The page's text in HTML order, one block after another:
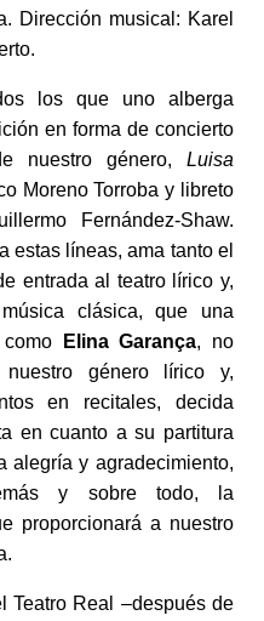
Dirección musical: Karel
los que uno alberga
en forma de concierto
nuestro género, Luisa
Moreno Torroba y libreto
Fernández-Shaw.
estas líneas, ama tanto el
entrada al teatro lírico y,
clásica, que una
Elina Garança, no
género lírico y,
en recitales, decida
en cuanto a su partitura
alegría y agradecimiento,
y sobre todo, la
proporcionará a nuestro
Real –después de